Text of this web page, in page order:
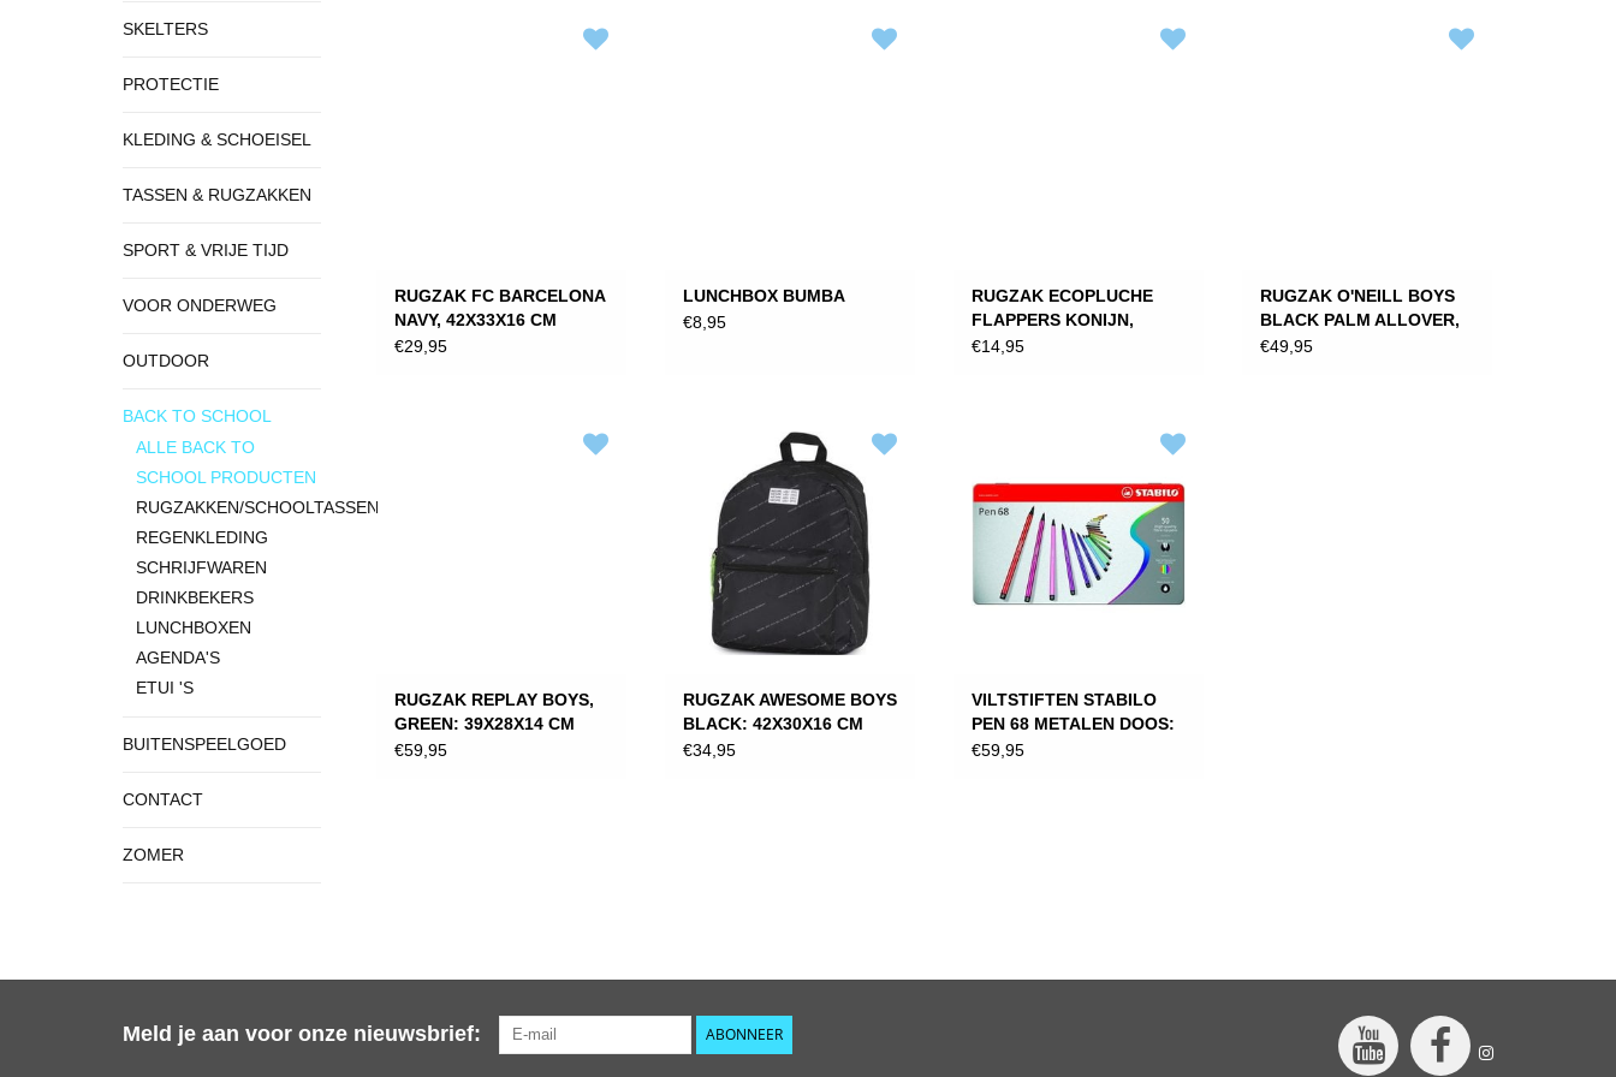
SKELTERS
PROTECTIE
KLEDING & SCHOEISEL
TASSEN & RUGZAKKEN
SPORT & VRIJE TIJD
VOOR ONDERWEG
OUTDOOR
BACK TO SCHOOL
ALLE BACK TO
SCHOOL PRODUCTEN
RUGZAKKEN/SCHOOLTASSEN
REGENKLEDING
SCHRIJFWAREN
DRINKBEKERS
LUNCHBOXEN
AGENDA'S
ETUI 'S
BUITENSPEELGOED
CONTACT
ZOMER
RUGZAK FC BARCELONA
NAVY, 42X33X16 CM
€29,95
LUNCHBOX BUMBA
€8,95
RUGZAK ECOPLUCHE
FLAPPERS KONIJN,
30X25X18 CM
€14,95
RUGZAK O'NEILL BOYS
BLACK PALM ALLOVER,
45X33X18 CM
€49,95
RUGZAK REPLAY BOYS,
GREEN: 39X28X14 CM
€59,95
RUGZAK AWESOME BOYS
BLACK: 42X30X16 CM
€34,95
VILTSTIFTEN STABILO
PEN 68 METALEN DOOS:
50 STUKS
€59,95
Meld je aan voor onze nieuwsbrief: ABONNEER